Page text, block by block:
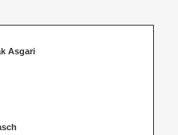
Asgari